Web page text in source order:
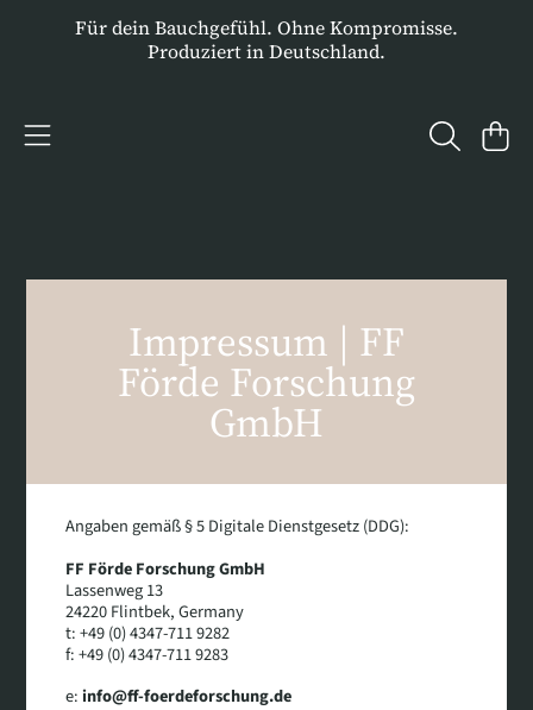
DIREKT ZUM INHALT
Für dein Bauchgefühl. Ohne Kompromisse.
Produziert in Deutschland.
FF FÖRDE FORSCHUNG
Impressum | FF
Förde Forschung
GmbH
Angaben gemäß § 5 Digitale Dienstgesetz (DDG):
FF Förde Forschung GmbH
Lassenweg 13
24220 Flintbek, Germany
t: +49 (0) 4347-711 9282
f: +49 (0) 4347-711 9283
e:info@ff-foerdeforschung.de